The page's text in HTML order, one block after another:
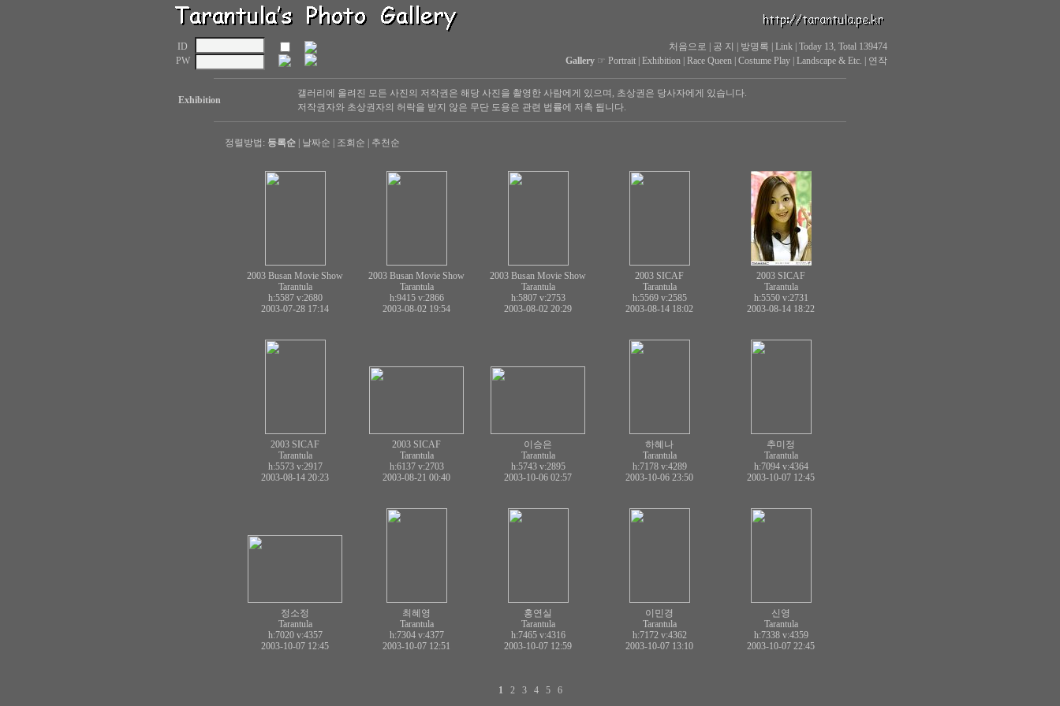
ID
PW
처음으로 공 지 방명록 Link| Today 13, Total 139474
Gallery☞ Portrait| Exhibition| Race Queen| Costume Play| Landscape & Etc. 연작
Exhibition
갤러리에 올려진 모든 사진의 저작권은 해당 사진을 촬영한 사람에게 있으며, 초상권은 당사자에게 있습니다.
저작권자와 초상권자의 허락을 받지 않은 무단 도용은 관련 법률에 저촉 됩니다.
정렬방법: 등록순 날짜순 조회순 추천순
2003 Busan Movie Show
Tarantula
h:5587 v:2680
2003-07-28 17:14
2003 Busan Movie Show
Tarantula
h:9415 v:2866
2003-08-02 19:54
2003 Busan Movie Show
Tarantula
h:5807 v:2753
2003-08-02 20:29
2003 SICAF
Tarantula
h:5569 v:2585
2003-08-14 18:02
2003 SICAF
Tarantula
h:5550 v:2731
2003-08-14 18:22
2003 SICAF
Tarantula
h:5573 v:2917
2003-08-14 20:23
2003 SICAF
Tarantula
h:6137 v:2703
2003-08-21 00:40
이승은
Tarantula
h:5743 v:2895
2003-10-06 02:57
하혜나
Tarantula
h:7178 v:4289
2003-10-06 23:50
추미정
Tarantula
h:7094 v:4364
2003-10-07 12:45
정소정
Tarantula
h:7020 v:4357
2003-10-07 12:45
최혜영
Tarantula
h:7304 v:4377
2003-10-07 12:51
홍연실
Tarantula
h:7465 v:4316
2003-10-07 12:59
이민경
Tarantula
h:7172 v:4362
2003-10-07 13:10
신영
Tarantula
h:7338 v:4359
2003-10-07 22:45
1 2 3 4 5 6